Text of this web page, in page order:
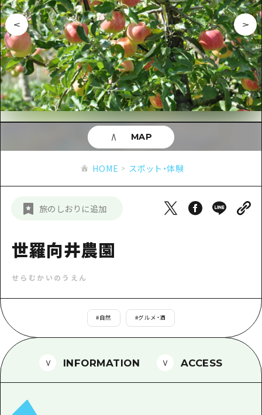
おすすめ
アート
イベント・祭り
グルメ・酒
サイクリング
ショッピング
スポーツ
ナイトライフ
定番
自然
モデルコース一覧
Dive! Hiroshima 公式ガイド
広島もしもトラベル
あたらしい非日常
広島市周辺
安芸
備北
芸北
山口県東部
弾丸
日帰り
半日
2泊3日
スポット・体験
スポット・体験一覧
広島市周辺
安芸
備後
備北
芸北
山口県東部
愛媛県
島根県
イベント
旬情報
お役立ち情報
お役立ち情報一覧
アクセス
お得な周遊チケット
HIROSHIMA FREE Wi-Fi
観光案内所
広島県を訪れる外国人旅行者向け情報一
ボランティアガイド
新着情報
事業者・学校関係者の皆さま
HOME スポット・体験
旅のしおりに追加
世羅向井農園
せらむかいのうえん
#自然 #グルメ・酒
MAP
INFORMATION ACCESS